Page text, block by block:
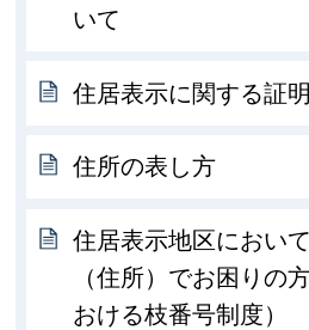
いて
住居表示に関する証
住所の表し方
住居表示地区におい
（住所）でお困りの
おける枝番号制度）